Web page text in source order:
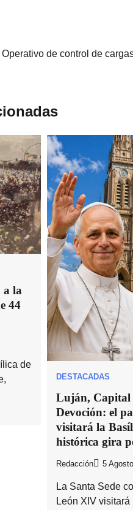
de control de
a la
44
de
DESTACADAS
Luján, Capital
Devoción: el
visitará la
histórica gira
Redacción 5
La Santa Sede
León XIV